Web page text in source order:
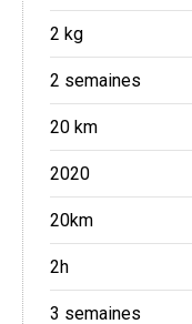
2 kg
2 semaines
20 km
2020
20km
2h
3 semaines